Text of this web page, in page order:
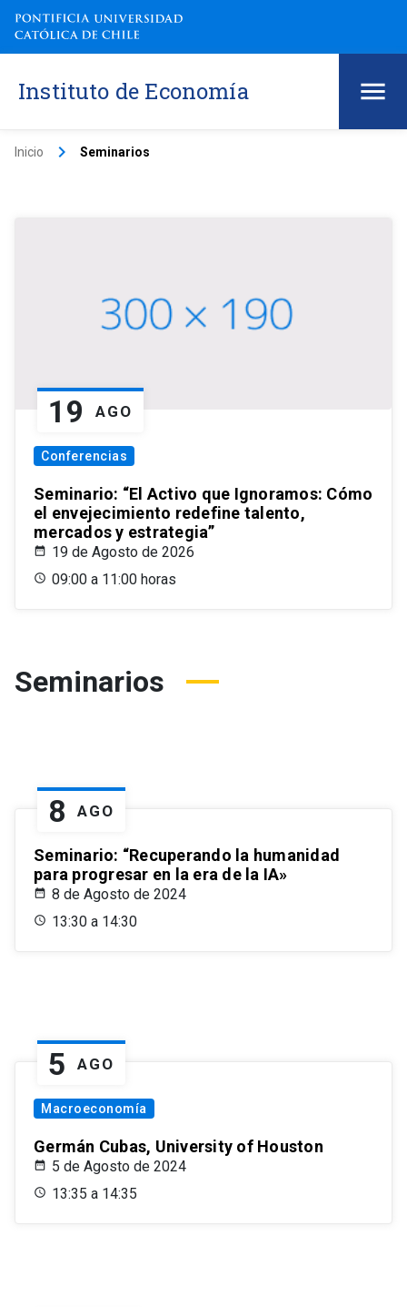
Instituto de Economía
Inicio keyboard_arrow_right Seminarios
19 AGO
Conferencias
Seminario: “El Activo que Ignoramos: Cómo
el envejecimiento redefine talento,
mercados y estrategia”
19 de Agosto de 2026
09:00 a 11:00 horas
Seminarios
8 AGO
Seminario: “Recuperando la humanidad
para progresar en la era de la IA»
8 de Agosto de 2024
13:30 a 14:30
5 AGO
Macroeconomía
Germán Cubas, University of Houston
5 de Agosto de 2024
13:35 a 14:35